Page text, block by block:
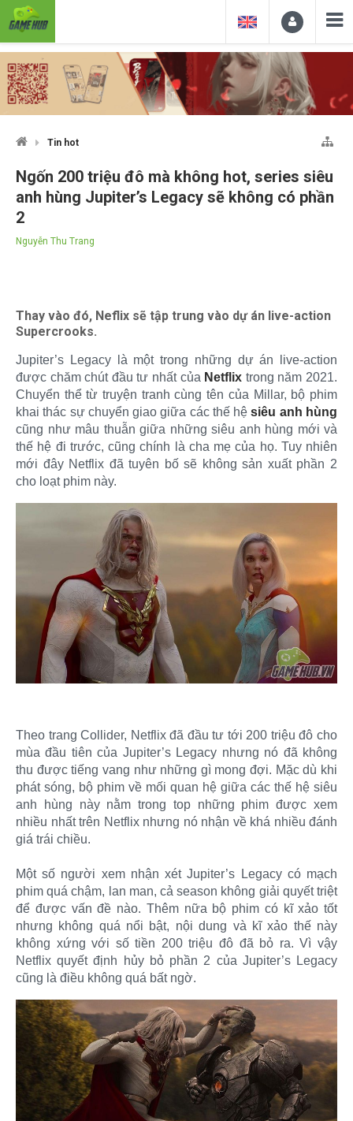
Tin hot
Ngốn 200 triệu đô mà không hot, series siêu
anh hùng Jupiter’s Legacy sẽ không có phần
2
Nguyễn Thu Trang
Thay vào đó, Neflix sẽ tập trung vào dự án live-action
Supercrooks.
Jupiter’s Legacy là một trong những dự án live-action
được chăm chút đầu tư nhất của Netflix trong năm 2021.
Chuyển thể từ truyện tranh cùng tên của Millar, bộ phim
khai thác sự chuyển giao giữa các thế hệsiêu anh hùng
cũng như mâu thuẫn giữa những siêu anh hùng mới và
thế hệ đi trước, cũng chính là cha mẹ của họ. Tuy nhiên
mới đây Netflix đã tuyên bố sẽ không sản xuất phần 2
cho loạt phim này.​
Theo trang Collider, Netflix đã đầu tư tới 200 triệu đô cho
mùa đầu tiên của Jupiter’s Legacy nhưng nó đã không
thu được tiếng vang như những gì mong đợi. Mặc dù khi
phát sóng, bộ phim về mối quan hệ giữa các thế hệ siêu
anh hùng này nằm trong top những phim được xem
nhiều nhất trên Netflix nhưng nó nhận về khá nhiều đánh
giá trái chiều.
Một số người xem nhận xét Jupiter’s Legacy có mạch
phim quá chậm, lan man, cả season không giải quyết triệt
để được vấn đề nào. Thêm nữa bộ phim có kĩ xảo tốt
nhưng không quá nổi bật, nội dung và kĩ xảo thế này
không xứng với số tiền 200 triệu đô đã bỏ ra. Vì vậy
Netflix quyết định hủy bỏ phần 2 của Jupiter’s Legacy
cũng là điều không quá bất ngờ.​